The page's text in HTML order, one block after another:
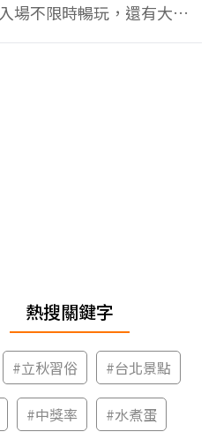
場不限時暢玩，還有大螢
遊戲區
熱搜關鍵字
#立秋習俗 #台北景點
#中獎率 #水煮蛋